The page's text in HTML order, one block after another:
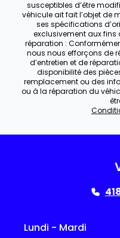
susceptibles d’être
véhicule ait fait l’objet de
ses spécifications
exclusivement aux fins
réparation :
nous nous efforçons de
d’entretien et de
disponibilité des
remplacement ou des
ou à la réparation du
Lundi - Mardi